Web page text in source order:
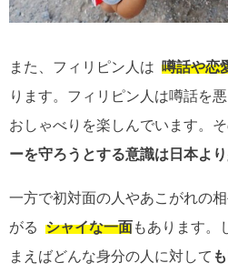
また、フィリピン人は 噂話や恋
ります。フィリピン人は噂話を
おしゃべりを楽しんでいます。そ
ーを守ろうとする意識は日本よ
一方で初対面の人やあこがれの
がる シャイな一面もあります。
まえばどんな身分の人に対して